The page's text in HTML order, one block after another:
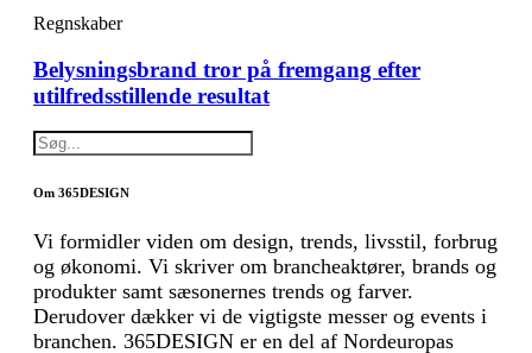
Regnskaber
Belysningsbrand tror på fremgang efter
utilfredsstillende resultat
Om 365DESIGN
Vi formidler viden om design, trends, livsstil, forbrug
og økonomi. Vi skriver om brancheaktører, brands og
produkter samt sæsonernes trends og farver.
Derudover dækker vi de vigtigste messer og events i
branchen. 365DESIGN er en del af Nordeuropas